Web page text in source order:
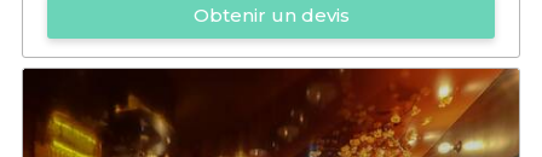
Obtenir un devis